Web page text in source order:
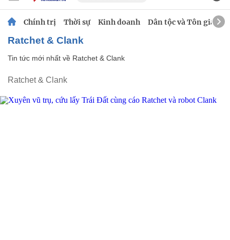
Chính trị Thời sự Kinh doanh Dân tộc và Tôn giáo
Ratchet & Clank
Tin tức mới nhất về Ratchet & Clank
Ratchet & Clank